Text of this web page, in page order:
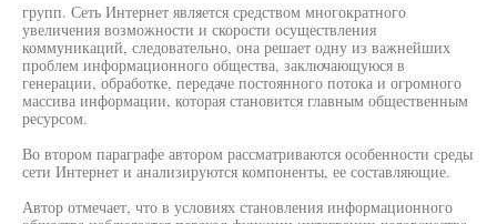
групп. Сеть Интернет является средством многократного
увеличения возможности и скорости осуществления
коммуникаций, следовательно, она решает одну из важнейших
проблем информационного общества, заключающуюся в
генерации, обработке, передаче постоянного потока и огромного
массива информации, которая становится главным общественным
ресурсом.
Во втором параграфе автором рассматриваются особенности среды
сети Интернет и анализируются компоненты, ее составляющие.
Автор отмечает, что в условиях становления информационного